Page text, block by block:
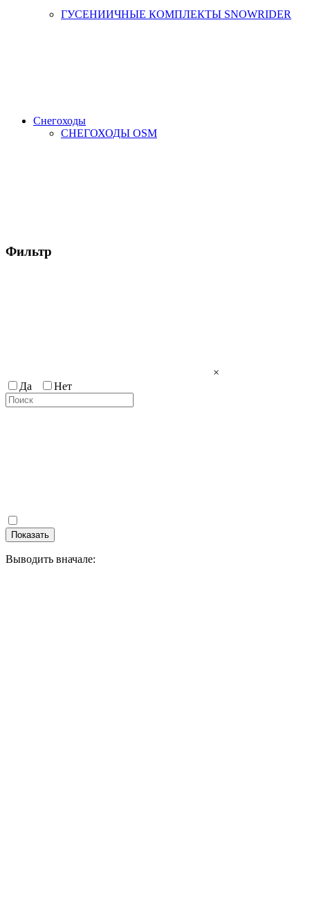
ГУСЕНИИЧНЫЕ КОМПЛЕКТЫ SNOWRIDER
Снегоходы
СНЕГОХОДЫ OSM
Фильтр
×
Да
Нет
Показать
Выводить вначале: